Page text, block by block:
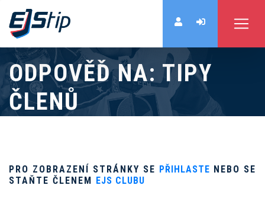
ODPOVĚĎ NA: TIPY
ČLENŮ
PRO ZOBRAZENÍ STRÁNKY SE PŘIHLASTE NEBO SE
STAŇTE ČLENEM EJS CLUBU